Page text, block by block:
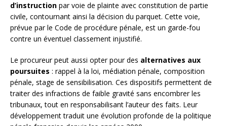
d’instruction par voie de plainte avec constitution de partie
civile, contournant ainsi la décision du parquet. Cette voie,
prévue par le Code de procédure pénale, est un garde-fou
contre un éventuel classement injustifié.
Le procureur peut aussi opter pour des alternatives aux
poursuites : rappel à la loi, médiation pénale, composition
pénale, stage de sensibilisation. Ces dispositifs permettent de
traiter des infractions de faible gravité sans encombrer les
tribunaux, tout en responsabilisant l’auteur des faits. Leur
développement traduit une évolution profonde de la politique